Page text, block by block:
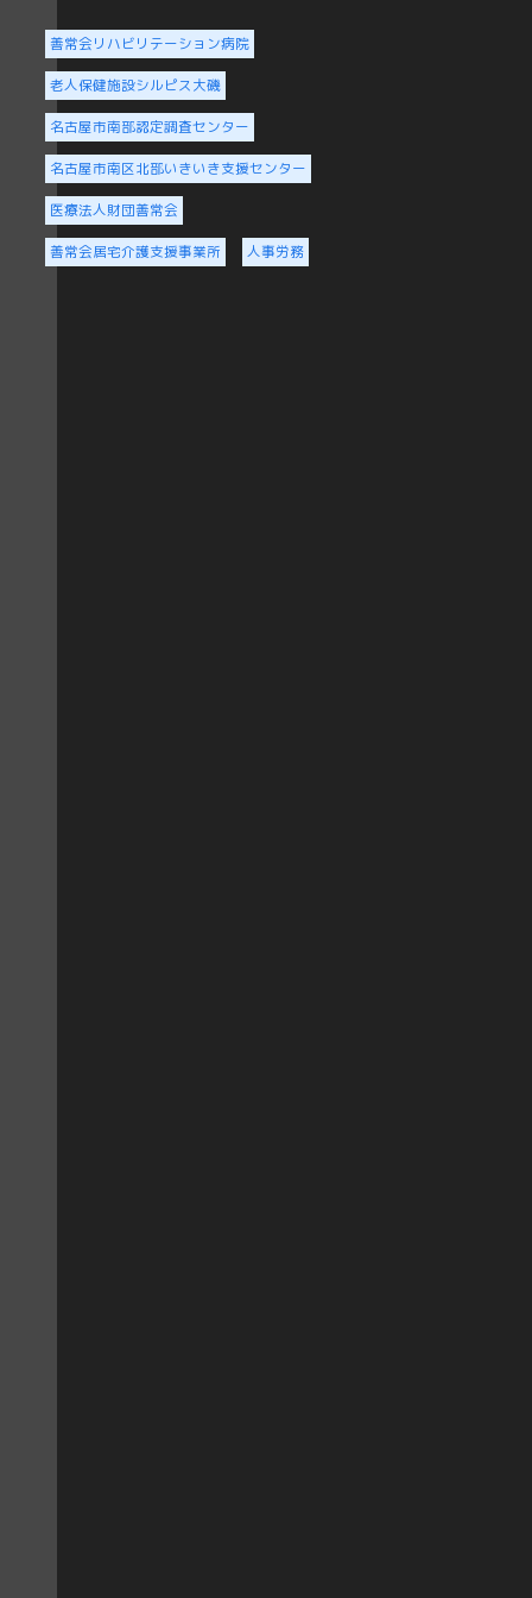
善常会リハビリテーション病院
老人保健施設シルピス大磯
名古屋市南部認定調査センター
名古屋市南区北部いきいき支援センター
医療法人財団善常会
善常会居宅介護支援事業所 人事労務